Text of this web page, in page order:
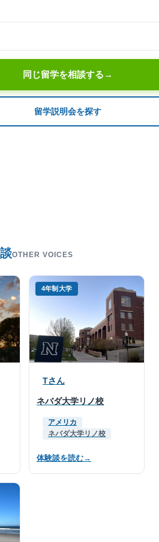
同じ留学を相談する →
留学説明会を探す
OTHER VOICES
4年制大学
Tさん
ネバダ大学リノ校
アメリカ
ネバダ大学リノ校
体験談を読む→